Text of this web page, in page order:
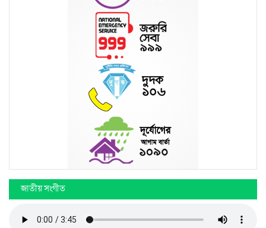
জাতীয় সংগীত